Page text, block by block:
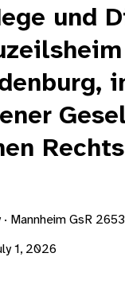
und
Rechts
Mannheim GsR 2653
1, 2026